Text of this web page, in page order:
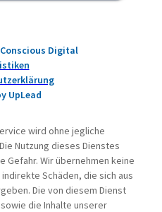
Digital
UpLead
wird ohne jegliche
Nutzung dieses Dienstes
Wir übernehmen keine
Schäden, die sich aus
Die von diesem Dienst
die Inhalte unserer